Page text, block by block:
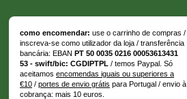
como encomendar: use o carrinho de compras /
inscreva-se como utilizador da loja / transferência
bancária: EBAN PT 50 0035 0216 00053613431
53 - swift/bic: CGDIPTPL / temos Paypal. Só
aceitamos encomendas iguais ou superiores a
€10 / portes de envio grátis para Portugal / envio à
cobrança: mais 10 euros.